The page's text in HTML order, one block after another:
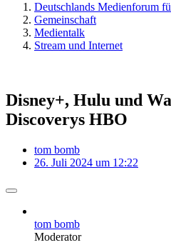
Deutschlands Medienforum
Gemeinschaft
Medientalk
Stream und Internet
Disney+, Hulu und
Discoverys HBO
tom bomb
26. Juli 2024 um 12:22
tom bomb
Moderator